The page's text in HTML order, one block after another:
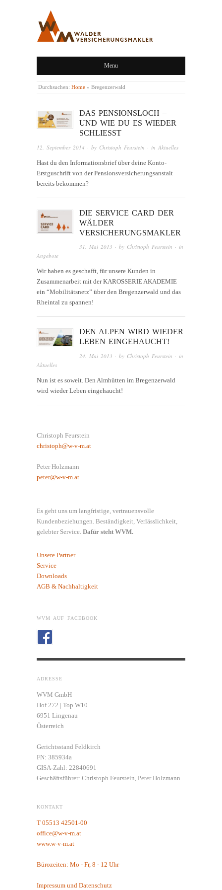
WÄLDER
VERSICHERUNGSMAKLER,
LINGENAU,
Menu
Durchsuchen: Home » Bregenzerwald
DAS PENSIONSLOCH –
UND WIE DU ES WIEDER
SCHLIESST
12. September 2014 · by Christoph Feurstein · in Aktuelles
Hast du den Informationsbrief über deine Konto-
Erstguschrift von der Pensionsversicherungsanstalt
bereits bekommen?
DIE SERVICE CARD DER
WÄLDER
VERSICHERUNGSMAKLER
31. Mai 2013 · by Christoph Feurstein · in
Angebote
Wir haben es geschafft, für unsere Kunden in
Zusammenarbeit mit der KAROSSERIE AKADEMIE
ein “Mobilitätsnetz” über den Bregenzerwald und das
Rheintal zu spannen!
DEN ALPEN WIRD WIEDER
LEBEN EINGEHAUCHT!
24. Mai 2013 · by Christoph Feurstein · in
Aktuelles
Nun ist es soweit. Den Almhütten im Bregenzerwald
wird wieder Leben eingehaucht!
Christoph Feurstein
christoph@w-v-m.at
Peter Holzmann
peter@w-v-m.at
Es geht uns um langfristige, vertrauensvolle
Kundenbeziehungen. Beständigkeit, Verlässlichkeit,
gelebter Service. Dafür steht WVM.
Unsere Partner
Service
Downloads
AGB & Nachhaltigkeit
WVM AUF FACEBOOK
ADRESSE
WVM GmbH
Hof 272 | Top W10
6951 Lingenau
Österreich
Gerichtsstand Feldkirch
FN: 385934a
GISA-Zahl: 22840691
Geschäftsführer: Christoph Feurstein, Peter Holzmann
KONTAKT
T 05513 42501-00
office@w-v-m.at
www.w-v-m.at
Bürozeiten: Mo - Fr, 8 - 12 Uhr
Impressum und Datenschutz